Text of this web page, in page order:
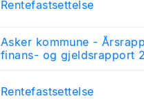
Rentefastsettelse
Asker kommune -
finans- og gjeldsrapport
Rentefastsettelse